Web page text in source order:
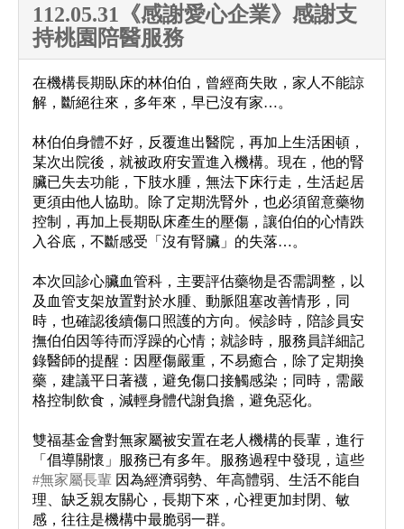
112.05.31《感謝愛心企業》感謝支
持桃園陪醫服務
在機構長期臥床的林伯伯，曾經商失敗，家人不能諒
解，斷絕往來，多年來，早已沒有家…。
林伯伯身體不好，反覆進出醫院，再加上生活困頓，
某次出院後，就被政府安置進入機構。現在，他的腎
臟已失去功能，下肢水腫，無法下床行走，生活起居
更須由他人協助。除了定期洗腎外，也必須留意藥物
控制，再加上長期臥床產生的壓傷，讓伯伯的心情跌
入谷底，不斷感受「沒有腎臟」的失落…。
本次回診心臟血管科，主要評估藥物是否需調整，以
及血管支架放置對於水腫、動脈阻塞改善情形，同
時，也確認後續傷口照護的方向。候診時，陪診員安
撫伯伯因等待而浮躁的心情；就診時，服務員詳細記
錄醫師的提醒：因壓傷嚴重，不易癒合，除了定期換
藥，建議平日著襪，避免傷口接觸感染；同時，需嚴
格控制飲食，減輕身體代謝負擔，避免惡化。
雙福基金會對無家屬被安置在老人機構的長輩，進行
「倡導關懷」服務已有多年。服務過程中發現，這些
#無家屬長輩 因為經濟弱勢、年高體弱、生活不能自
理、缺乏親友關心，長期下來，心裡更加封閉、敏
感，往往是機構中最脆弱一群。